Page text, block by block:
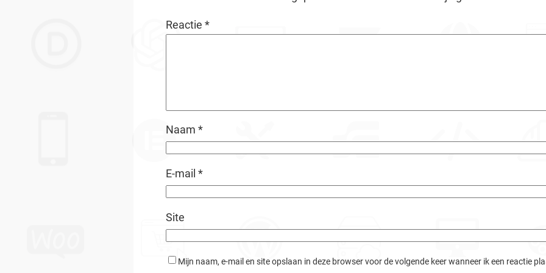
Reactie *
Naam *
E-mail *
Site
Mijn naam, e-mail en site opslaan in deze browser voor de volgende keer wanneer ik een reactie